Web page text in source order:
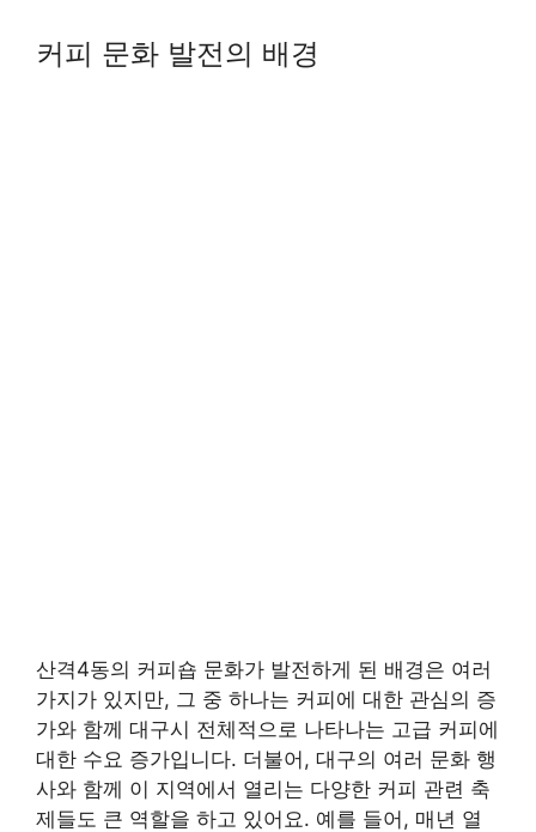
커피 문화 발전의 배경
산격4동의 커피숍 문화가 발전하게 된 배경은 여러
가지가 있지만, 그 중 하나는 커피에 대한 관심의 증
가와 함께 대구시 전체적으로 나타나는 고급 커피에
대한 수요 증가입니다. 더불어, 대구의 여러 문화 행
사와 함께 이 지역에서 열리는 다양한 커피 관련 축
제들도 큰 역할을 하고 있어요. 예를 들어, 매년 열